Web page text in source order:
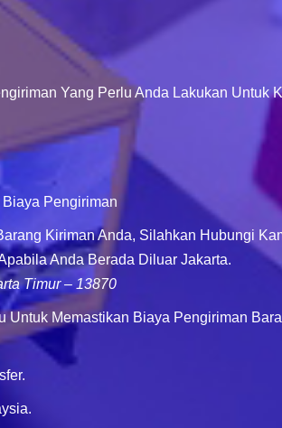
Yang Perlu Anda Lakukan Untuk
Pengiriman
Kiriman Anda, Silahkan Hubungi
Anda Berada Diluar Jakarta.
Timur – 13870
Memastikan Biaya Pengiriman